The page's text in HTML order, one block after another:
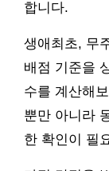
합니다.
생애최초, 무
배점 기준을
수를 계산해
뿐만 아니라
한 확인이 필